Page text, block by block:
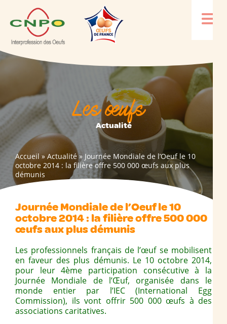
Les œufs
Actualité
Accueil»Actualité» Journée Mondiale de l’Oeuf le 10
octobre 2014 : la filière offre 500 000 œufs aux plus
démunis
Journée Mondiale de l’Oeuf le 10
octobre 2014 : la filière offre 500 000
œufs aux plus démunis
Les professionnels français de l’œuf se mobilisent
en faveur des plus démunis. Le 10 octobre 2014,
pour leur 4ème participation consécutive à la
Journée Mondiale de l’Œuf, organisée dans le
monde entier par l’IEC (International Egg
Commission), ils vont offrir 500 000 œufs à des
associations caritatives.